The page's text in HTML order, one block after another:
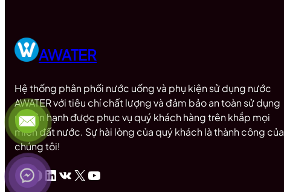
AWATER
Hệ thống phân phối nước uống và phụ kiện sử dụng nước
AWATER với tiêu chí chất lượng và đảm bảo an toàn sử dụng
rất hân hạnh được phục vụ quý khách hàng trên khắp mọi
miền đất nước. Sự hài lòng của quý khách là thành công của
chúng tôi!
InstagramFacebook LinkedIn VK X Youtube